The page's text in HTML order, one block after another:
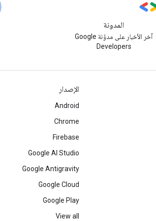
المدونة
آخر الأخبار على مدوّنة Google
Developers
الإصدار
Android
Chrome
Firebase
Google AI Studio
Google Antigravity
Google Cloud
Google Play
View all